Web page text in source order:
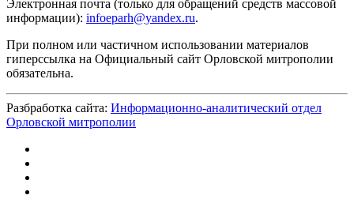
Электронная почта (только для обращений средств массовой
информации): infoeparh@yandex.ru.
При полном или частичном использовании материалов
гиперссылка на Официальный сайт Орловской митрополии
обязательна.
Разбработка сайта: Информационно-аналитический отдел
Орловской митрополии